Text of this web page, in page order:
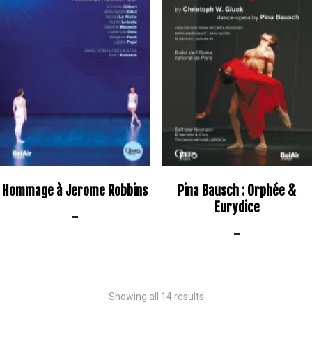
Hommage à Jerome Robbins
–
Pina Bausch : Orphée &
Eurydice
–
Showing all 14 results